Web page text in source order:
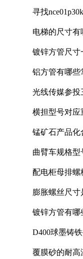
寻找
电梯的尺寸有
镀锌方管尺寸
铝方管有哪些
光线传媒参投
横担型号对应
锰矿石产品化
曲臂车规格型
配电柜母排螺
膨胀螺丝尺寸
镀锌方管有哪
D400球墨铸
覆膜砂的耐高